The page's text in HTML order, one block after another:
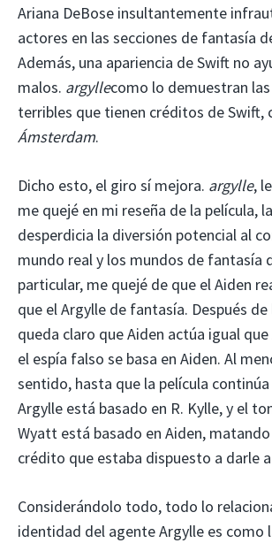
Ariana DeBose insultantemente
actores en las secciones de fantasía
Además, una apariencia de Swift no
malos. argyllecomo lo demuestran
terribles que tienen créditos de Swift,
Ámsterdam.
Dicho esto, el giro sí mejora. argylle,
me quejé en mi reseña de la película,
desperdicia la diversión potencial al
mundo real y los mundos de fantasía
particular, me quejé de que el Aiden
que el Argylle de fantasía. Después
queda claro que Aiden actúa igual
el espía falso se basa en Aiden. Al
sentido, hasta que la película
Argylle está basado en R. Kylle, y el
Wyatt está basado en Aiden,
crédito que estaba dispuesto a darle
Considerándolo todo, todo lo
identidad del agente Argylle es como